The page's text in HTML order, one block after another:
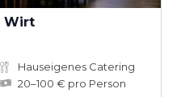
Wirt
Hauseigenes Catering
20–100 € pro Person